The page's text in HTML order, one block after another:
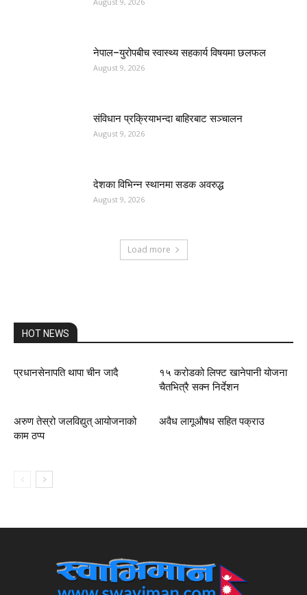
नेपाल–युरोपबीच स्वास्थ्य सहकार्य विषयमा छलफल
August 9, 2026
संविधान प्रक्रियाभन्दा बाहिरबाट सञ्चालन
August 9, 2026
देशका विभिन्न स्थानमा सडक अवरुद्ध
August 9, 2026
Load more
HOT NEWS
प्रधानसेनापति थापा चीन जादै
१५ करोडको लिफ्ट खानेपानी योजना
चैतभित्रै सक्न निर्देशन
अरुण तेस्रो जलविद्युत् आयोजनाको
काम ठप्प
अवैध लागूऔषध सहित पक्राउ